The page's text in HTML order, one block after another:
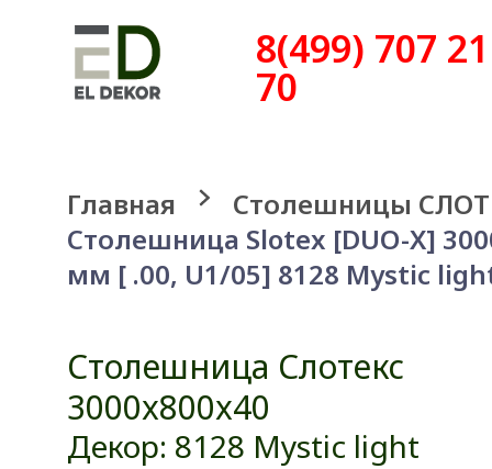
8(499) 707 21
70
Главная
Столешницы
Столешница Slotex [DUO-X]
мм [ .00, U1/05] 8128 Mystic
Столешница Слотекс
3000x800x40
Декор: 8128 Mystic light